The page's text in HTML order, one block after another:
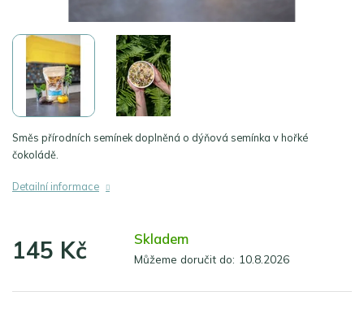
145 Kč Skladem
Můžeme doručit do: 10.8.2026
Měrná
Směs přírodních semínek doplněná o dýňová semínka v hořké
čokoládě.
Detailní informace